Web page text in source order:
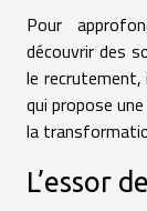
Pour
découvrir des
le recrutement,
qui propose
la
L’essor